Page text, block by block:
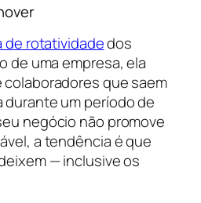
de rotatividadedos
de uma empresa, ela
colaboradores que saem
durante um período de
negócio não promove
a tendência é que
— inclusive os